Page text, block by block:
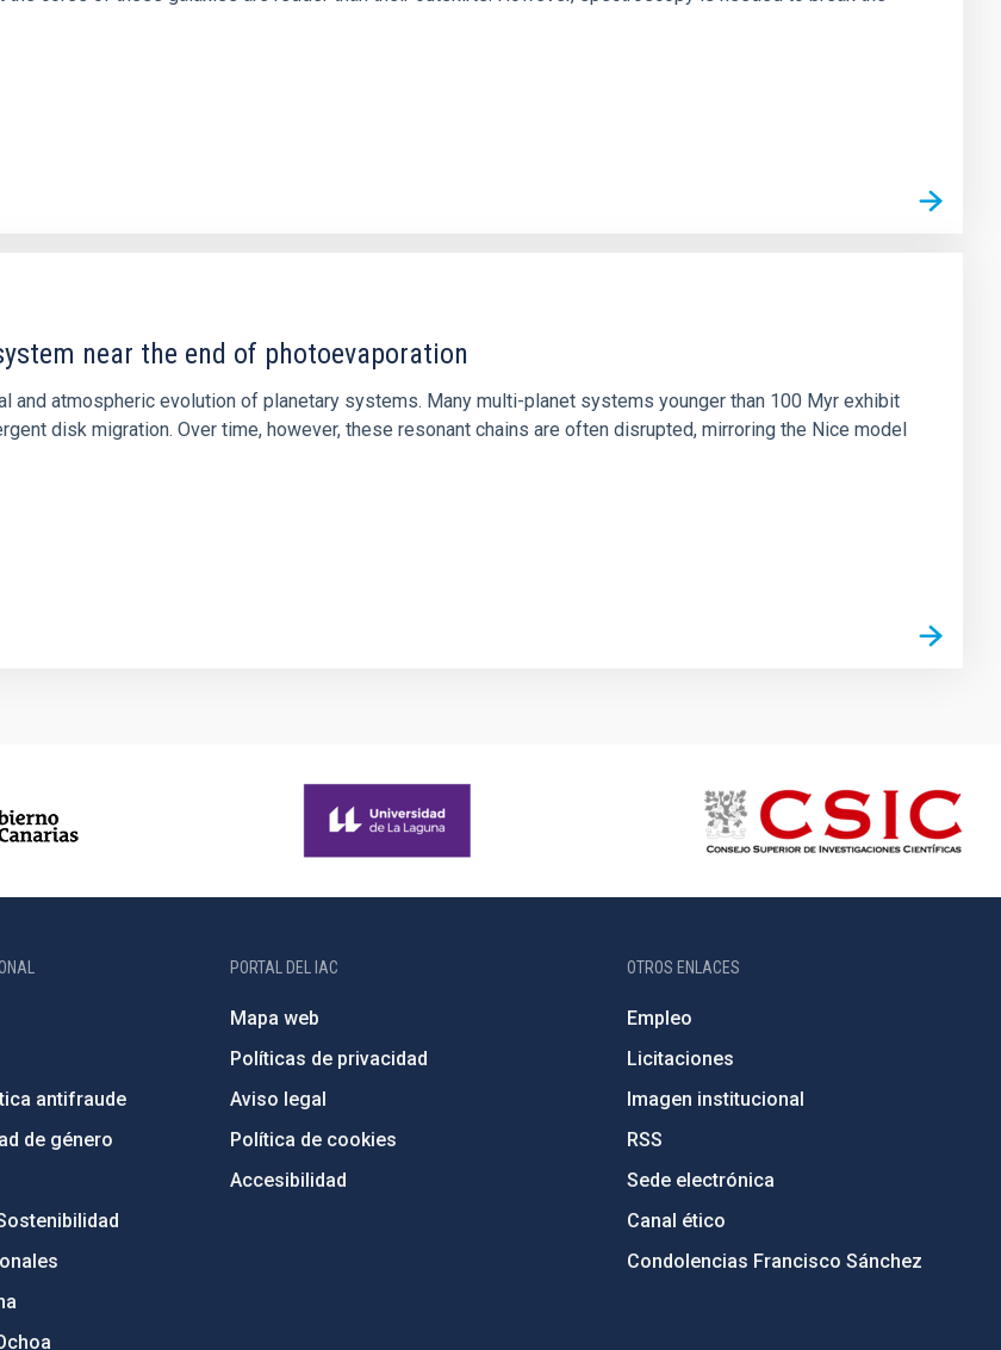
near the end of photoevaporation
and atmospheric evolution of planetary systems. Many multi-planet systems younger than 100 Myr exhibit
disk migration. Over time, however, these resonant chains are often disrupted, mirroring the Nice model
antifraude
de género
PORTAL DEL IAC
Mapa web
Políticas de privacidad
Aviso legal
Política de cookies
Accesibilidad
OTROS ENLACES
Empleo
Licitaciones
Imagen institucional
RSS
Sede electrónica
Canal ético
Condolencias Francisco Sánchez